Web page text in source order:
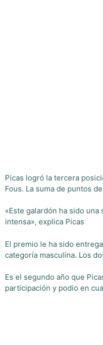
Picas logró la tercera
Fous. La suma de puntos
«Este galardón ha sido
intensa», explica Picas
El premio le ha sido
categoría masculina. Los
Es el segundo año que
participación y podio en